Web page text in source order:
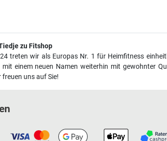
zu Fitshop
treten wir als Europas Nr. 1 für Heimfitness
mit einem neuen Namen weiterhin mit gewohnter
freuen uns auf Sie!